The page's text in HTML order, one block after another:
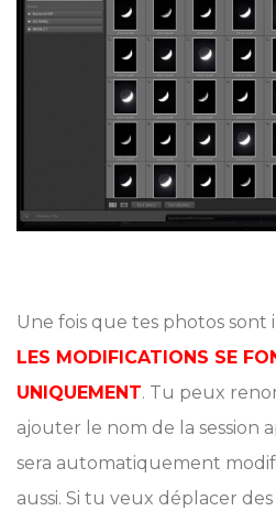
Une fois que tes photos sont
LES MODIFICATIONS SE
UNIQUEMENT. Tu peux
ajouter le nom de la session
sera automatiquement
aussi. Si tu veux déplacer